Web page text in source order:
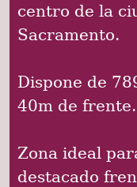
centro de la
Sacramento.
Dispone de
40m de frente.
Zona ideal
destacado